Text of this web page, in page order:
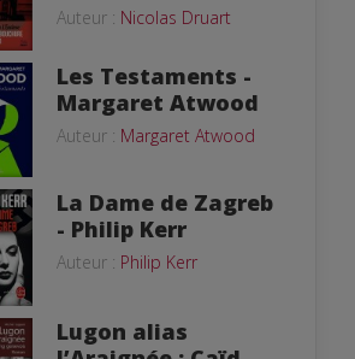
Auteur : Nicolas Druart
Les Testaments -
Margaret Atwood
Auteur : Margaret Atwood
La Dame de Zagreb
- Philip Kerr
Auteur : Philip Kerr
Lugon alias